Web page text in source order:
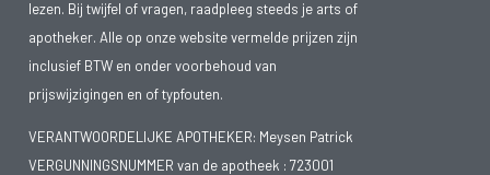
lezen. Bij twijfel of vragen, raadpleeg steeds je arts of
apotheker. Alle op onze website vermelde prijzen zijn
inclusief BTW en onder voorbehoud van
prijswijzigingen en of typfouten.
VERANTWOORDELIJKE APOTHEKER: Meysen Patrick
VERGUNNINGSNUMMER van de apotheek : 723001